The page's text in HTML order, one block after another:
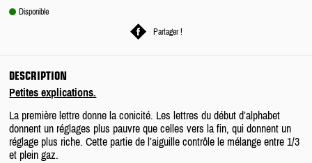
Disponible
Partager !
DESCRIPTION
Petites explications.
La première lettre donne la conicité. Les lettres du début d’alphabet
donnent un réglages plus pauvre que celles vers la fin, qui donnent un
réglage plus riche. Cette partie de l’aiguille contrôle le mélange entre 1/3
et plein gaz.